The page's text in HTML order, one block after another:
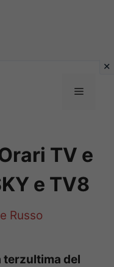
Menu
TV e
e TV8
Russo
terzultima del